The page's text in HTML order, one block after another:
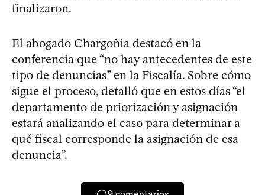
finalizaron.
El abogado Chargoñia destacó en la
conferencia que “no hay antecedentes de este
tipo de denuncias” en la Fiscalía. Sobre cómo
sigue el proceso, detalló que en estos días “el
departamento de priorización y asignación
estará analizando el caso para determinar a
qué fiscal corresponde la asignación de esa
denuncia”.